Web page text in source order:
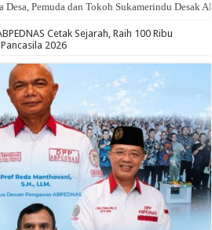
Pemuda dan Tokoh Sukamerindu Desak
Cetak Sejarah, Raih 100 Ribu
2026